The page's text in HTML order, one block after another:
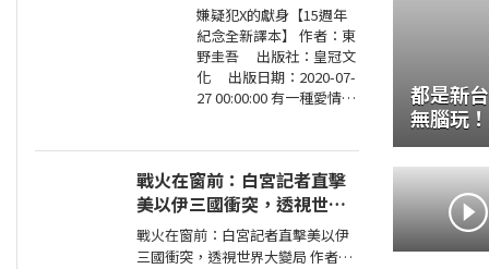
咬的船?.自助餐嫌疑犯X的獻身【15週年
紀念全新譯本】 作者：東
野圭吾 出版社：皇冠文
化 出版日期：2020-07-
27 00:00:00 有一種愛情，
在本格推理的
戰火在窗前：白宮記者直擊
美以伊三國衝突，透視世界
大變局
戰火在窗前：白宮記者直擊美以伊
三國衝突，透視世界大變局 作者：
都是新
無腦玩
這裡好